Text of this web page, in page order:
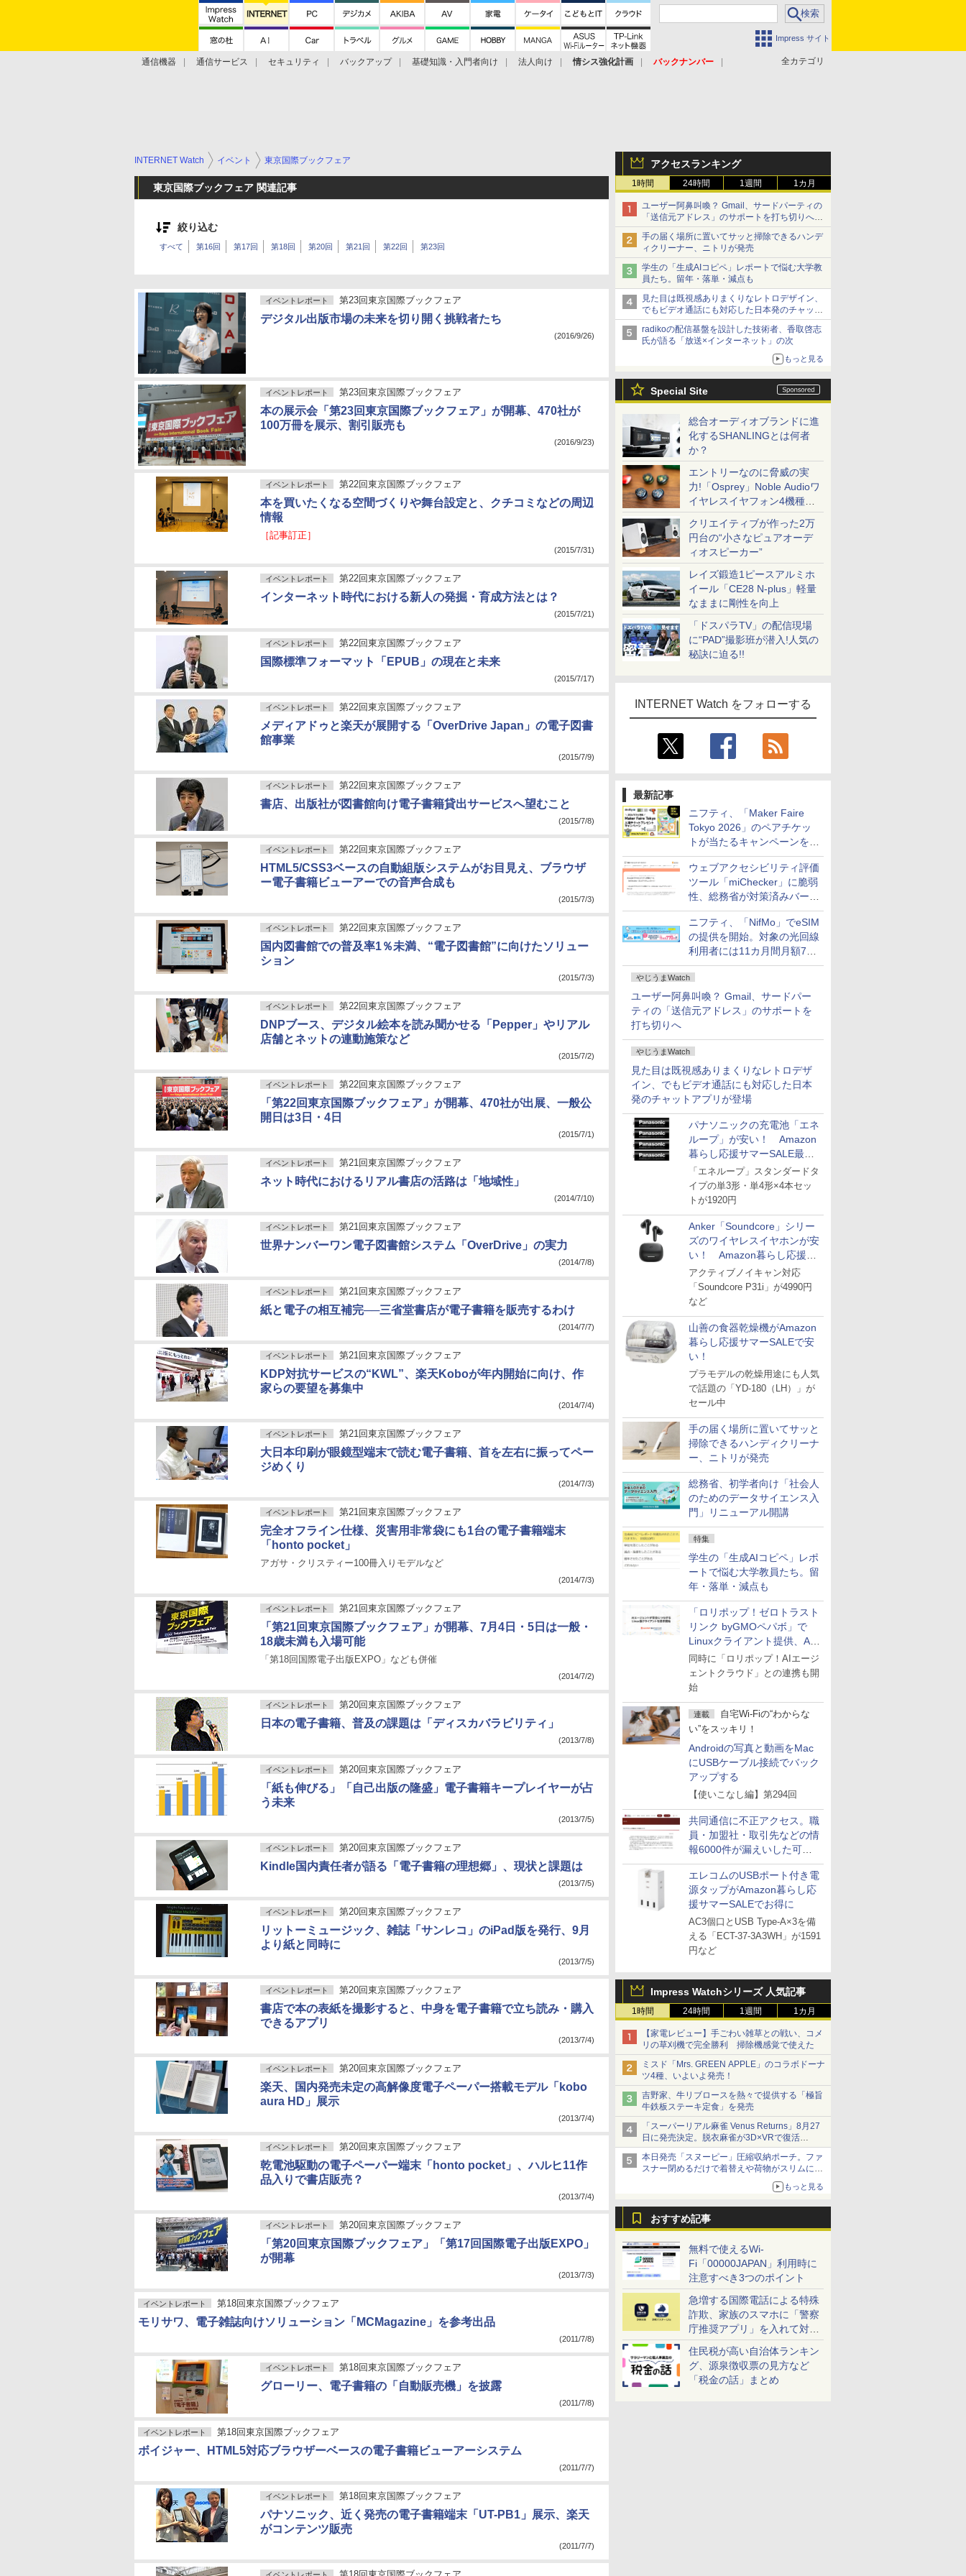
Impress サイト
全カテゴリ
通信機器 通信サービス セキュリティ バックアップ 基礎知識・入門者向け 法人向け 情シス強化計画
バックナンバー
アクセスランキング
1時間 24時間 1週間 1カ月
ユーザー阿鼻叫喚？ Gmail、サードパーティの
「送信元アドレス」のサポートを打ち切りへ
【やじうまWatch】
手の届く場所に置いてサッと掃除できるハンデ
ィクリーナー、ニトリが発売
学生の「生成AIコピペ」レポートで悩む大学教
員たち。留年・落単・減点も
見た目は既視感ありまくりなレトロデザイン、
でもビデオ通話にも対応した日本発のチャット
アプリが登場【やじうまWatch】
radikoの配信基盤を設計した技術者、香取啓志
氏が語る「放送×インターネット」の次
もっと見る
Special Site
総合オーディオブランドに進
化するSHANLINGとは何者
か？
エントリーなのに脅威の実
力!「Osprey」Noble Audioワ
イヤレスイヤフォン4機種を
一気に聴く
クリエイティブが作った2万
円台の“小さなピュアオーデ
ィオスピーカー”
レイズ鍛造1ピースアルミホ
イール「CE28 N-plus」軽量
なままに剛性を向上
「ドスパラTV」の配信現場
に“PAD”撮影班が潜入!人気の
秘訣に迫る!!
INTERNET Watch をフォローする
最新記事
ニフティ、「Maker Faire
Tokyo 2026」のペアチケッ
トが当たるキャンペーンをX
で実施。8月16日まで
ウェブアクセシビリティ評価
ツール「miChecker」に脆弱
性、総務省が対策済みバージ
ョンへの更新を呼び掛け
ニフティ、「NifMo」でeSIM
の提供を開始。対象の光回線
利用者には11カ月間月額770
円割引のキャンペーン
やじうまWatch
ユーザー阿鼻叫喚？ Gmail、サードパー
ティの「送信元アドレス」のサポートを
打ち切りへ
やじうまWatch
見た目は既視感ありまくりなレトロデザ
イン、でもビデオ通話にも対応した日本
発のチャットアプリが登場
パナソニックの充電池「エネ
ループ」が安い！ Amazon
暮らし応援サマーSALE最終
日
「エネループ」スタンダードタ
イプの単3形・単4形×4本セッ
トが1920円
Anker「Soundcore」シリー
ズのワイヤレスイヤホンが安
い！ Amazon暮らし応援サ
マーSALE
アクティブノイキャン対応
「Soundcore P31i」が4990円
など
山善の食器乾燥機がAmazon
暮らし応援サマーSALEで安
い！
プラモデルの乾燥用途にも人気
で話題の「YD-180（LH）」が
セール中
手の届く場所に置いてサッと
掃除できるハンディクリーナ
ー、ニトリが発売
総務省、初学者向け「社会人
のためのデータサイエンス入
門」リニューアル開講
特集
学生の「生成AIコピペ」レポ
ートで悩む大学教員たち。留
年・落単・減点も
「ロリポップ！ゼロトラスト
リンク byGMOペパボ」で
Linuxクライアント提供、AI
エージェントの接続が容易に
同時に「ロリポップ！AIエージ
ェントクラウド」との連携も開
始
連載
自宅Wi-Fiの“わからな
い”をスッキリ！
Androidの写真と動画をMac
にUSBケーブル接続でバック
アップする
【使いこなし編】第294回
共同通信に不正アクセス。職
員・加盟社・取引先などの情
報6000件が漏えいした可能
性
エレコムのUSBポート付き電
源タップがAmazon暮らし応
援サマーSALEでお得に
AC3個口とUSB Type-A×3を備
える「ECT-37-3A3WH」が1591
円など
Impress Watchシリーズ 人気記事
1時間 24時間 1週間 1カ月
【家電レビュー】手ごわい雑草との戦い、コメ
リの草刈機で完全勝利 掃除機感覚で使えた
ミスド「Mrs. GREEN APPLE」のコラボドーナ
ツ4種、いよいよ発売！
吉野家、牛リブロースを熱々で提供する「極旨
牛鉄板ステーキ定食」を発売
「スーパーリアル麻雀 Venus Returns」8月27
日に発売決定。脱衣麻雀が3D×VRで復活
発売から2週間は20%オフになるセールが実施
本日発売「スヌーピー」圧縮収納ポーチ。ファ
スナー閉めるだけで着替えや荷物がスリムにま
もっと見る
おすすめ記事
無料で使えるWi-
Fi「00000JAPAN」利用時に
注意すべき3つのポイント
急増する国際電話による特殊
詐欺、家族のスマホに「警察
庁推奨アプリ」を入れて対策
しよう！
住民税が高い自治体ランキン
グ、源泉徴収票の見方など
「税金の話」まとめ
INTERNET Watch イベント 東京国際ブックフェア
東京国際ブックフェア 関連記事
絞り込む
すべて 第16回 第17回 第18回 第20回 第21回 第22回 第23回
イベントレポート 第23回東京国際ブックフェア
デジタル出版市場の未来を切り開く挑戦者たち
(2016/9/26)
イベントレポート 第23回東京国際ブックフェア
本の展示会「第23回東京国際ブックフェア」が開幕、470社が
100万冊を展示、割引販売も
(2016/9/23)
イベントレポート 第22回東京国際ブックフェア
本を買いたくなる空間づくりや舞台設定と、クチコミなどの周辺
情報
［記事訂正］
(2015/7/31)
イベントレポート 第22回東京国際ブックフェア
インターネット時代における新人の発掘・育成方法とは？
(2015/7/21)
イベントレポート 第22回東京国際ブックフェア
国際標準フォーマット「EPUB」の現在と未来
(2015/7/17)
イベントレポート 第22回東京国際ブックフェア
メディアドゥと楽天が展開する「OverDrive Japan」の電子図書
館事業
(2015/7/9)
イベントレポート 第22回東京国際ブックフェア
書店、出版社が図書館向け電子書籍貸出サービスへ望むこと
(2015/7/8)
イベントレポート 第22回東京国際ブックフェア
HTML5/CSS3ベースの自動組版システムがお目見え、ブラウザ
ー電子書籍ビューアーでの音声合成も
(2015/7/3)
イベントレポート 第22回東京国際ブックフェア
国内図書館での普及率1％未満、“電子図書館”に向けたソリュー
ション
(2015/7/3)
イベントレポート 第22回東京国際ブックフェア
DNPブース、デジタル絵本を読み聞かせる「Pepper」やリアル
店舗とネットの連動施策など
(2015/7/2)
イベントレポート 第22回東京国際ブックフェア
「第22回東京国際ブックフェア」が開幕、470社が出展、一般公
開日は3日・4日
(2015/7/1)
イベントレポート 第21回東京国際ブックフェア
ネット時代におけるリアル書店の活路は「地域性」
(2014/7/10)
イベントレポート 第21回東京国際ブックフェア
世界ナンバーワン電子図書館システム「OverDrive」の実力
(2014/7/8)
イベントレポート 第21回東京国際ブックフェア
紙と電子の相互補完──三省堂書店が電子書籍を販売するわけ
(2014/7/7)
イベントレポート 第21回東京国際ブックフェア
KDP対抗サービスの“KWL”、楽天Koboが年内開始に向け、作
家らの要望を募集中
(2014/7/4)
イベントレポート 第21回東京国際ブックフェア
大日本印刷が眼鏡型端末で読む電子書籍、首を左右に振ってペー
ジめくり
(2014/7/3)
イベントレポート 第21回東京国際ブックフェア
完全オフライン仕様、災害用非常袋にも1台の電子書籍端末
「honto pocket」
アガサ・クリスティー100冊入りモデルなど
(2014/7/3)
イベントレポート 第21回東京国際ブックフェア
「第21回東京国際ブックフェア」が開幕、7月4日・5日は一般・
18歳未満も入場可能
「第18回国際電子出版EXPO」なども併催
(2014/7/2)
イベントレポート 第20回東京国際ブックフェア
日本の電子書籍、普及の課題は「ディスカバラビリティ」
(2013/7/8)
イベントレポート 第20回東京国際ブックフェア
「紙も伸びる」「自己出版の隆盛」電子書籍キープレイヤーが占
う未来
(2013/7/5)
イベントレポート 第20回東京国際ブックフェア
Kindle国内責任者が語る「電子書籍の理想郷」、現状と課題は
(2013/7/5)
イベントレポート 第20回東京国際ブックフェア
リットーミュージック、雑誌「サンレコ」のiPad版を発行、9月
より紙と同時に
(2013/7/5)
イベントレポート 第20回東京国際ブックフェア
書店で本の表紙を撮影すると、中身を電子書籍で立ち読み・購入
できるアプリ
(2013/7/4)
イベントレポート 第20回東京国際ブックフェア
楽天、国内発売未定の高解像度電子ペーパー搭載モデル「kobo
aura HD」展示
(2013/7/4)
イベントレポート 第20回東京国際ブックフェア
乾電池駆動の電子ペーパー端末「honto pocket」、ハルヒ11作
品入りで書店販売？
(2013/7/4)
イベントレポート 第20回東京国際ブックフェア
「第20回東京国際ブックフェア」「第17回国際電子出版EXPO」
が開幕
(2013/7/3)
イベントレポート 第18回東京国際ブックフェア
モリサワ、電子雑誌向けソリューション「MCMagazine」を参考出品
(2011/7/8)
イベントレポート 第18回東京国際ブックフェア
グローリー、電子書籍の「自動販売機」を披露
(2011/7/8)
イベントレポート 第18回東京国際ブックフェア
ボイジャー、HTML5対応ブラウザーベースの電子書籍ビューアーシステム
(2011/7/7)
イベントレポート 第18回東京国際ブックフェア
パナソニック、近く発売の電子書籍端末「UT-PB1」展示、楽天
がコンテンツ販売
(2011/7/7)